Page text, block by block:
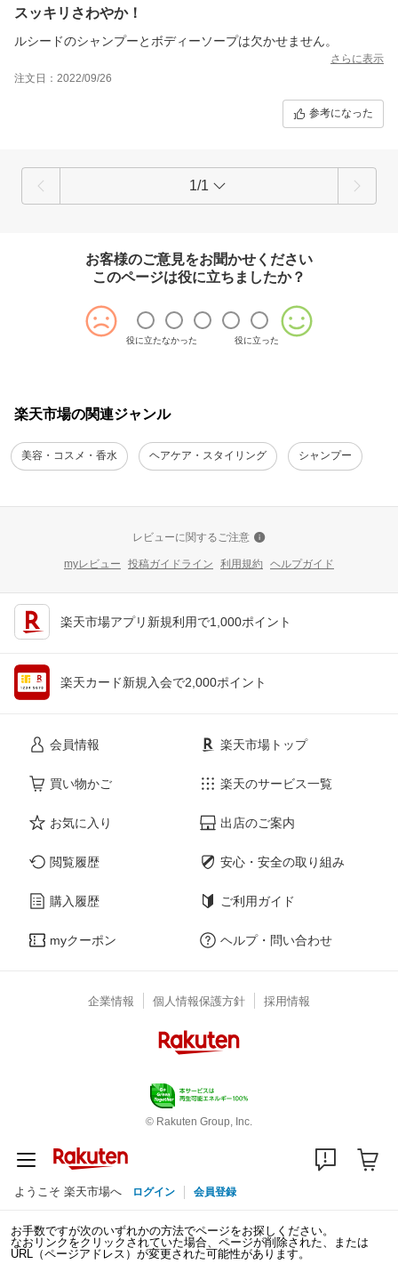
スッキリさわやか！
ルシードのシャンプーとボディーソープは欠かせません。
さらに表示
注文日：2022/09/26
参考になった
1/1
お客様のご意見をお聞かせください
このページは役に立ちましたか？
役に立たなかった 役に立った
楽天市場の関連ジャンル
美容・コスメ・香水 ヘアケア・スタイリング シャンプー
レビューに関するご注意
myレビュー 投稿ガイドライン 利用規約 ヘルプガイド
楽天市場アプリ新規利用で1,000ポイント
楽天カード新規入会で2,000ポイント
会員情報
買い物かご
お気に入り
閲覧履歴
購入履歴
myクーポン
楽天市場トップ
楽天のサービス一覧
出店のご案内
安心・安全の取り組み
ご利用ガイド
ヘルプ・問い合わせ
企業情報 個人情報保護方針 採用情報
© Rakuten Group, Inc.
ようこそ 楽天市場へ ログイン 会員登録
お手数ですが次のいずれかの方法でページをお探しください。
なおリンクをクリックされていた場合、ページが削除された、または
URL（ページアドレス）が変更された可能性があります。